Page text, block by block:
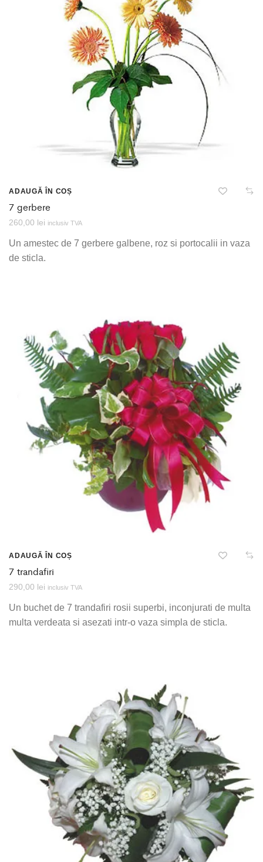
ADAUGĂ ÎN COȘ
7 gerbere
260,00 lei inclusiv TVA
Un amestec de 7 gerbere galbene, roz si portocalii in vaza
de sticla.
ADAUGĂ ÎN COȘ
7 trandafiri
290,00 lei inclusiv TVA
Un buchet de 7 trandafiri rosii superbi, inconjurati de multa
multa verdeata si asezati intr-o vaza simpla de sticla.